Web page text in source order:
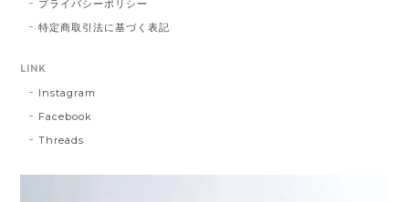
プライバシーポリシー
特定商取引法に基づく表記
LINK
Instagram
Facebook
Threads